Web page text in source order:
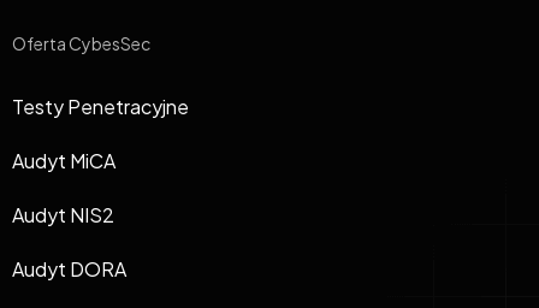
Oferta CybesSec
Testy Penetracyjne
Audyt MiCA
Audyt NIS2
Audyt DORA